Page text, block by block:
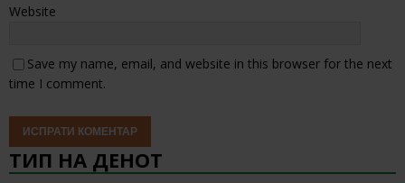
Website
Save my name, email, and website in this browser for the next
time I comment.
ТИП НА ДЕНОТ